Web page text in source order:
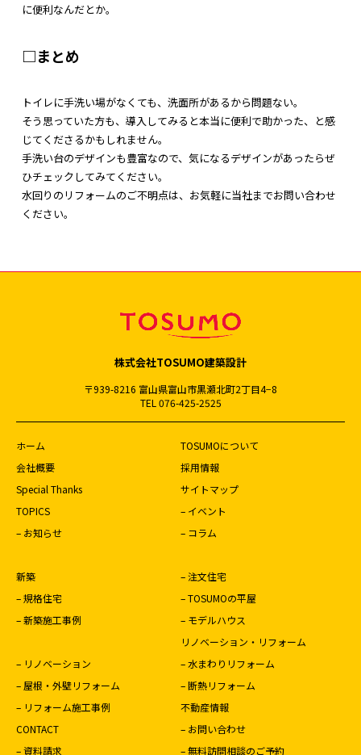
に便利なんだとか。
□まとめ
トイレに手洗い場がなくても、洗面所があるから問題ない。
そう思っていた方も、導入してみると本当に便利で助かった、と感
じてくださるかもしれません。
手洗い台のデザインも豊富なので、気になるデザインがあったらぜ
ひチェックしてみてください。
水回りのリフォームのご不明点は、お気軽に当社までお問い合わせ
ください。
株式会社TOSUMO建築設計
〒939-8216 富山県富山市黒瀬北町2丁目4−8
TEL 076-425-2525
ホーム
TOSUMOについて
会社概要
採用情報
Special Thanks
サイトマップ
TOPICS
– イベント
– お知らせ
– コラム
新築
– 注文住宅
– 規格住宅
– TOSUMOの平屋
– 新築施工事例
– モデルハウス
リノベーション・リフォーム
– リノベーション
– 水まわりリフォーム
– 屋根・外壁リフォーム
– 断熱リフォーム
– リフォーム施工事例
不動産情報
CONTACT
– お問い合わせ
– 資料請求
– 無料訪問相談のご予約